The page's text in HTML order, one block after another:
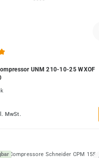
UNM 210-10-25 WXOF
MwSt.